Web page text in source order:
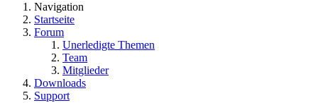
Navigation
Startseite
Forum
Unerledigte Themen
Team
Mitglieder
Downloads
Support